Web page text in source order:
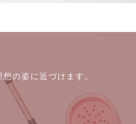
の姿に近づけます。